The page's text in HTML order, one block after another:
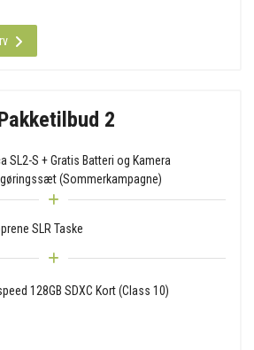
2
SL2-S + Gratis Batteri og Kamera
(Sommerkampagne)
SLR Taske
128GB SDXC Kort (Class 10)